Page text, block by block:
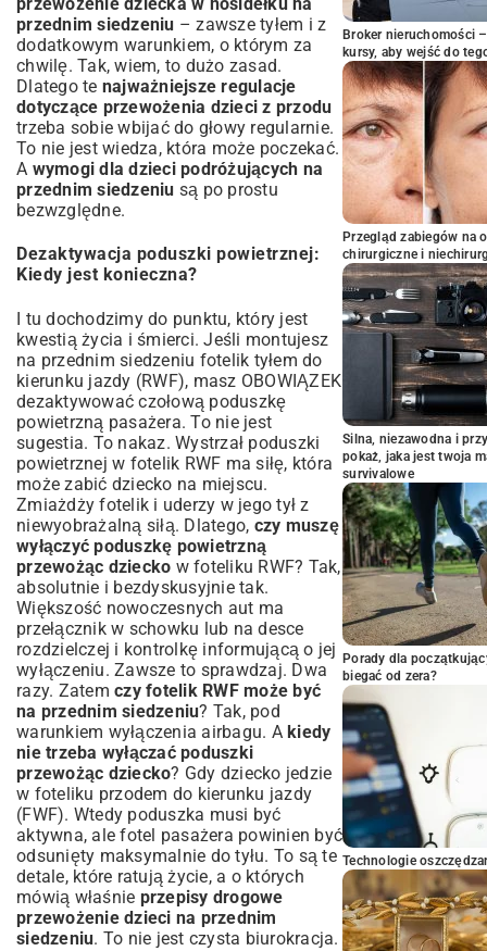
przednim siedzeniu – zawsze tyłem i z
dodatkowym warunkiem, o którym za
chwilę. Tak, wiem, to dużo zasad.
Dlatego te najważniejsze regulacje
dotyczące przewożenia dzieci z przodu
trzeba sobie wbijać do głowy regularnie.
To nie jest wiedza, która może poczekać.
A wymogi dla dzieci podróżujących na
przednim siedzeniu są po prostu
bezwzględne.
Dezaktywacja poduszki powietrznej:
Kiedy jest konieczna?
I tu dochodzimy do punktu, który jest
kwestią życia i śmierci. Jeśli montujesz
na przednim siedzeniu fotelik tyłem do
kierunku jazdy (RWF), masz OBOWIĄZEK
dezaktywować czołową poduszkę
powietrzną pasażera. To nie jest
sugestia. To nakaz. Wystrzał poduszki
powietrznej w fotelik RWF ma siłę, która
może zabić dziecko na miejscu.
Zmiażdży fotelik i uderzy w jego tył z
niewyobrażalną siłą. Dlatego, czy muszę
wyłączyć poduszkę powietrzną
przewożąc dziecko w foteliku RWF? Tak,
absolutnie i bezdyskusyjnie tak.
Większość nowoczesnych aut ma
przełącznik w schowku lub na desce
rozdzielczej i kontrolkę informującą o jej
wyłączeniu. Zawsze to sprawdzaj. Dwa
razy. Zatem czy fotelik RWF może być
na przednim siedzeniu? Tak, pod
warunkiem wyłączenia airbagu. A kiedy
nie trzeba wyłączać poduszki
przewożąc dziecko? Gdy dziecko jedzie
w foteliku przodem do kierunku jazdy
(FWF). Wtedy poduszka musi być
aktywna, ale fotel pasażera powinien być
odsunięty maksymalnie do tyłu. To są te
detale, które ratują życie, a o których
mówią właśnie przepisy drogowe
przewożenie dzieci na przednim
siedzeniu. To nie jest czysta biurokracja.
Broker nieruchomości
kursy, aby wejść do
Przegląd zabiegów na
chirurgiczne i
Silna, niezawodna i
pokaż, jaka jest twoja
survivalowe
Porady dla
biegać od zera?
Technologie